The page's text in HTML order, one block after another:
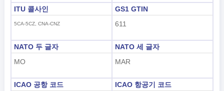
ITU 콜사인
5CA-5CZ, CNA-CNZ
GS1 GTIN
611
NATO 두 글자
MO
NATO 세 글자
MAR
ICAO 공항 코드
ICAO 항공기 코드